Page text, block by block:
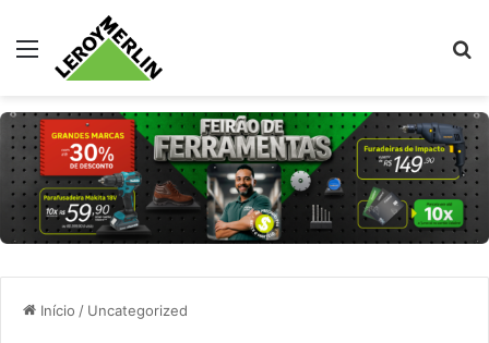
Menu
Início / Uncategorized